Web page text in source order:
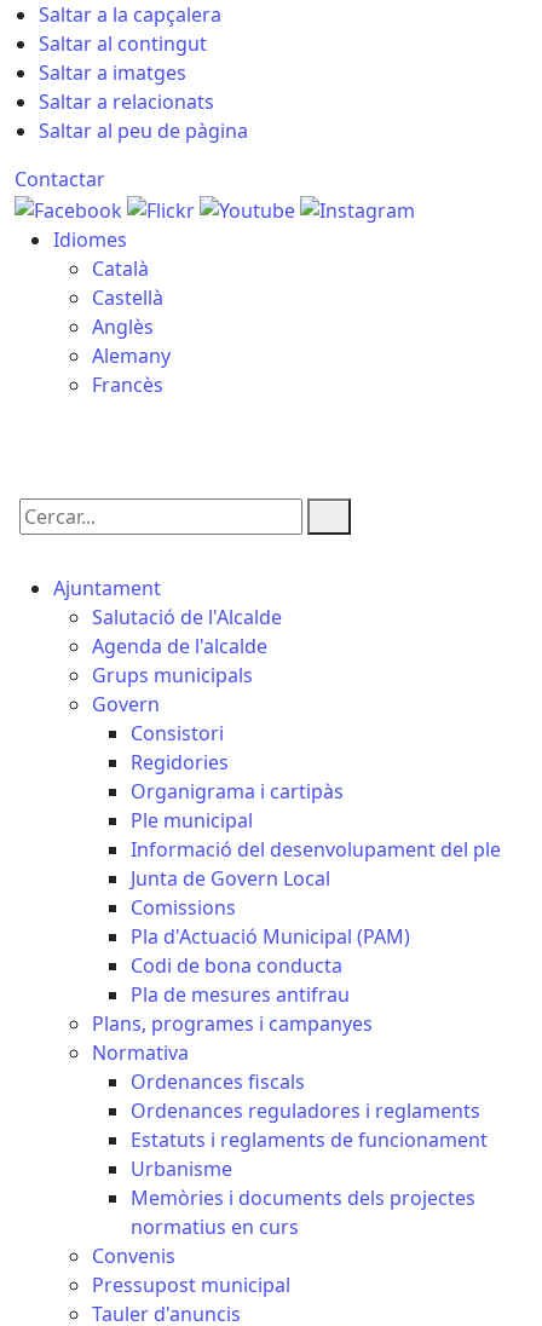
Saltar a la capçalera
Saltar al contingut
Saltar a imatges
Saltar a relacionats
Saltar al peu de pàgina
Contactar
Idiomes
Català
Castellà
Anglès
Alemany
Francès
Cercar:
Ajuntament
Salutació de l'Alcalde
Agenda de l'alcalde
Grups municipals
Govern
Consistori
Regidories
Organigrama i cartipàs
Ple municipal
Informació del desenvolupament del ple
Junta de Govern Local
Comissions
Pla d'Actuació Municipal (PAM)
Codi de bona conducta
Pla de mesures antifrau
Plans, programes i campanyes
Normativa
Ordenances fiscals
Ordenances reguladores i reglaments
Estatuts i reglaments de funcionament
Urbanisme
Memòries i documents dels projectes
normatius en curs
Convenis
Pressupost municipal
Tauler d'anuncis